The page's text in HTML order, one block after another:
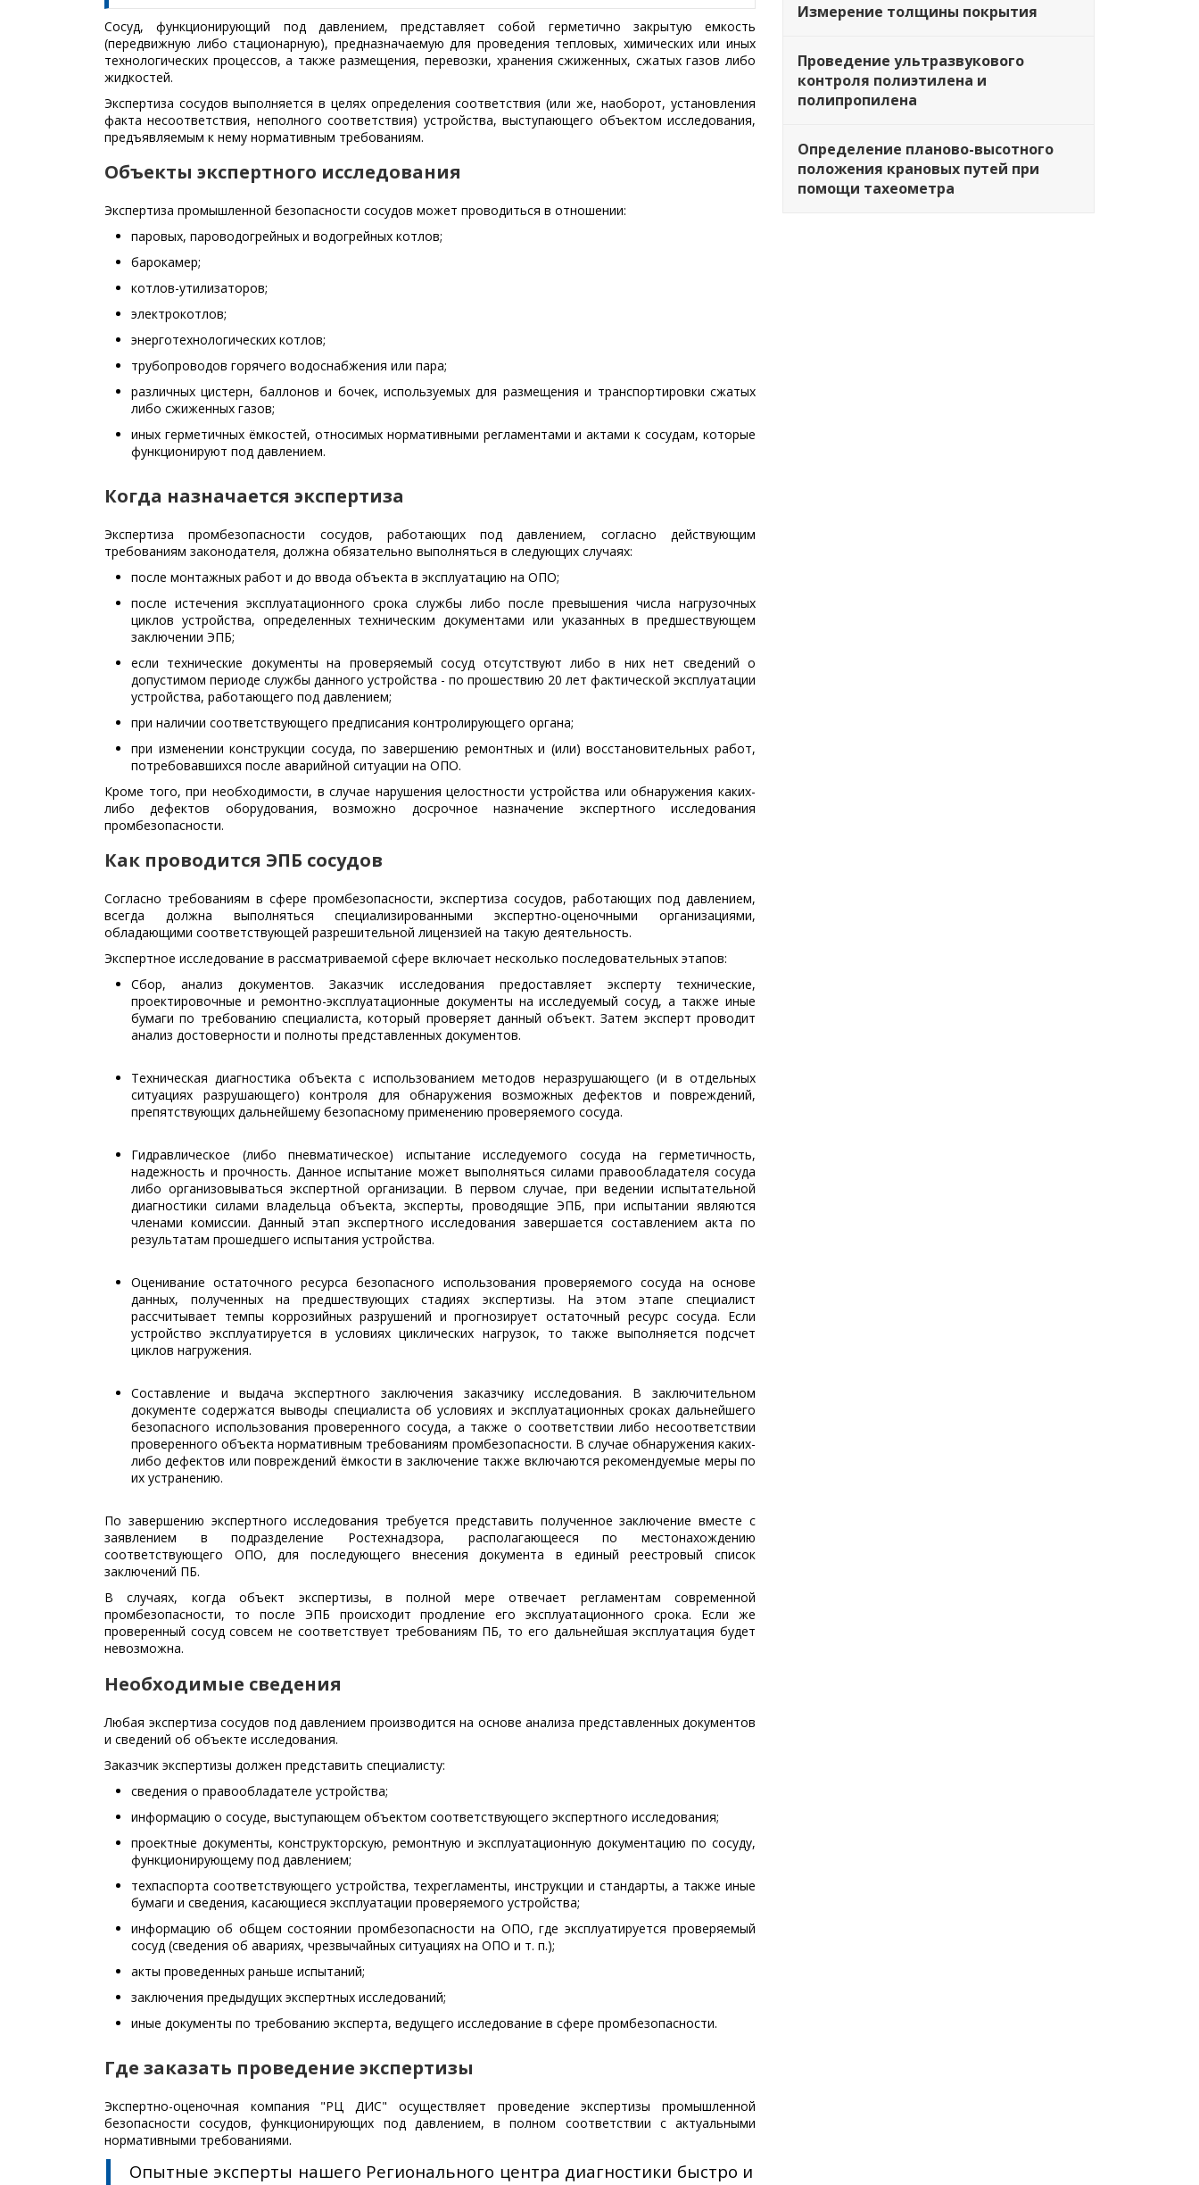
Сосуд, функционирующий под давлением, представляет собой герметично закрытую емкость
(передвижную либо стационарную), предназначаемую для проведения тепловых, химических или иных
технологических процессов, а также размещения, перевозки, хранения сжиженных, сжатых газов либо
жидкостей.
Экспертиза сосудов выполняется в целях определения соответствия (или же, наоборот, установления
факта несоответствия, неполного соответствия) устройства, выступающего объектом исследования,
предъявляемым к нему нормативным требованиям.
Объекты экспертного исследования
Экспертиза промышленной безопасности сосудов может проводиться в отношении:
паровых, пароводогрейных и водогрейных котлов;
барокамер;
котлов-утилизаторов;
электрокотлов;
энерготехнологических котлов;
трубопроводов горячего водоснабжения или пара;
различных цистерн, баллонов и бочек, используемых для размещения и транспортировки сжатых
либо сжиженных газов;
иных герметичных ёмкостей, относимых нормативными регламентами и актами к сосудам, которые
функционируют под давлением.
Когда назначается экспертиза
Экспертиза промбезопасности сосудов, работающих под давлением, согласно действующим
требованиям законодателя, должна обязательно выполняться в следующих случаях:
после монтажных работ и до ввода объекта в эксплуатацию на ОПО;
после истечения эксплуатационного срока службы либо после превышения числа нагрузочных
циклов устройства, определенных техническим документами или указанных в предшествующем
заключении ЭПБ;
если технические документы на проверяемый сосуд отсутствуют либо в них нет сведений о
допустимом периоде службы данного устройства - по прошествию 20 лет фактической эксплуатации
устройства, работающего под давлением;
при наличии соответствующего предписания контролирующего органа;
при изменении конструкции сосуда, по завершению ремонтных и (или) восстановительных работ,
потребовавшихся после аварийной ситуации на ОПО.
Кроме того, при необходимости, в случае нарушения целостности устройства или обнаружения каких-
либо дефектов оборудования, возможно досрочное назначение экспертного исследования
промбезопасности.
Как проводится ЭПБ сосудов
Согласно требованиям в сфере промбезопасности, экспертиза сосудов, работающих под давлением,
всегда должна выполняться специализированными экспертно-оценочными организациями,
обладающими соответствующей разрешительной лицензией на такую деятельность.
Экспертное исследование в рассматриваемой сфере включает несколько последовательных этапов:
Сбор, анализ документов. Заказчик исследования предоставляет эксперту технические,
проектировочные и ремонтно-эксплуатационные документы на исследуемый сосуд, а также иные
бумаги по требованию специалиста, который проверяет данный объект. Затем эксперт проводит
анализ достоверности и полноты представленных документов.
Техническая диагностика объекта с использованием методов неразрушающего (и в отдельных
ситуациях разрушающего) контроля для обнаружения возможных дефектов и повреждений,
препятствующих дальнейшему безопасному применению проверяемого сосуда.
Гидравлическое (либо пневматическое) испытание исследуемого сосуда на герметичность,
надежность и прочность. Данное испытание может выполняться силами правообладателя сосуда
либо организовываться экспертной организации. В первом случае, при ведении испытательной
диагностики силами владельца объекта, эксперты, проводящие ЭПБ, при испытании являются
членами комиссии. Данный этап экспертного исследования завершается составлением акта по
результатам прошедшего испытания устройства.
Оценивание остаточного ресурса безопасного использования проверяемого сосуда на основе
данных, полученных на предшествующих стадиях экспертизы. На этом этапе специалист
рассчитывает темпы коррозийных разрушений и прогнозирует остаточный ресурс сосуда. Если
устройство эксплуатируется в условиях циклических нагрузок, то также выполняется подсчет
циклов нагружения.
Составление и выдача экспертного заключения заказчику исследования. В заключительном
документе содержатся выводы специалиста об условиях и эксплуатационных сроках дальнейшего
безопасного использования проверенного сосуда, а также о соответствии либо несоответствии
проверенного объекта нормативным требованиям промбезопасности. В случае обнаружения каких-
либо дефектов или повреждений ёмкости в заключение также включаются рекомендуемые меры по
их устранению.
По завершению экспертного исследования требуется представить полученное заключение вместе с
заявлением в подразделение Ростехнадзора, располагающееся по местонахождению
соответствующего ОПО, для последующего внесения документа в единый реестровый список
заключений ПБ.
В случаях, когда объект экспертизы, в полной мере отвечает регламентам современной
промбезопасности, то после ЭПБ происходит продление его эксплуатационного срока. Если же
проверенный сосуд совсем не соответствует требованиям ПБ, то его дальнейшая эксплуатация будет
невозможна.
Необходимые сведения
Любая экспертиза сосудов под давлением производится на основе анализа представленных документов
и сведений об объекте исследования.
Заказчик экспертизы должен представить специалисту:
сведения о правообладателе устройства;
информацию о сосуде, выступающем объектом соответствующего экспертного исследования;
проектные документы, конструкторскую, ремонтную и эксплуатационную документацию по сосуду,
функционирующему под давлением;
техпаспорта соответствующего устройства, техрегламенты, инструкции и стандарты, а также иные
бумаги и сведения, касающиеся эксплуатации проверяемого устройства;
информацию об общем состоянии промбезопасности на ОПО, где эксплуатируется проверяемый
сосуд (сведения об авариях, чрезвычайных ситуациях на ОПО и т. п.);
акты проведенных раньше испытаний;
заключения предыдущих экспертных исследований;
иные документы по требованию эксперта, ведущего исследование в сфере промбезопасности.
Где заказать проведение экспертизы
Экспертно-оценочная компания "РЦ ДИС" осуществляет проведение экспертизы промышленной
безопасности сосудов, функционирующих под давлением, в полном соответствии с актуальными
нормативными требованиями.
Опытные эксперты нашего Регионального центра диагностики быстро и
Измерение толщины покрытия
Проведение ультразвукового
контроля полиэтилена и
полипропилена
Определение планово-высотного
положения крановых путей при
помощи тахеометра